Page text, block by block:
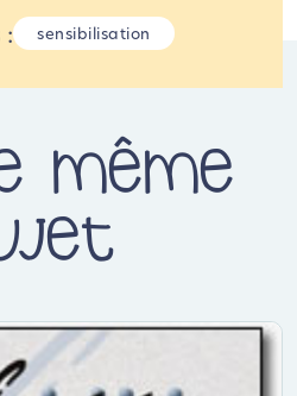
: sensibilisation
même